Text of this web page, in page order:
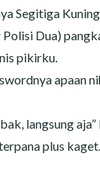
Segitiga
Dua)
pikirku.
apaan
langsung
plus